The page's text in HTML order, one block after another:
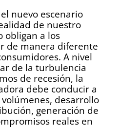
nuevo escenario
de nuestro
obligan a los
de manera diferente
A nivel
de la turbulencia
de recesión, la
debe conducir a
desarrollo
generación de
reales en